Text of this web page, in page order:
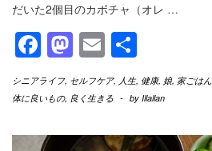
だいた2個目のカボチャ（オレ …
Facebook
Mastodon
Email
有
シニアライフ, セルフケア, 人生, 健康, 娘, 家ごはん
体に良いもの, 良く生きる - by Illallan